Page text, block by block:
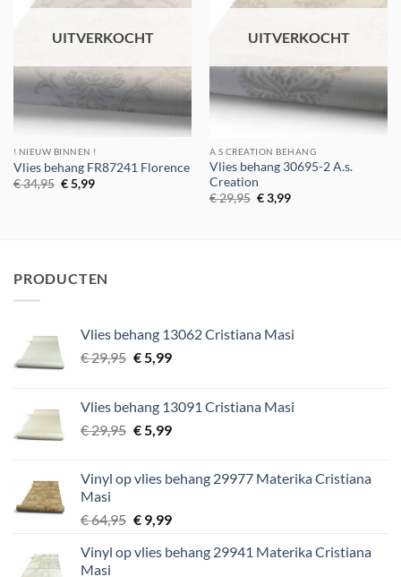
UITVERKOCHT
! NIEUW BINNEN !
Vlies behang FR87241 Florence
€34,95 Oorspronkelijke
prijs
€5,99Huidige
UITVERKOCHT
A.S CREATION BEHANG
Vlies behang 30695-2 A.s.
Creation
€29,95 Oorspronkelijke
prijs
€3,99Huidige
PRODUCTEN
Vlies behang 13062 Cristiana Masi
€29,95 Oorspronkelijke
€ 29,95.
€5,99Huidige
€ 5,99.
Vlies behang 13091 Cristiana Masi
€29,95 Oorspronkelijke
€ 29,95.
€5,99Huidige
€ 5,99.
Vinyl op vlies behang 29977 Materika Cristiana
Masi
€64,95 Oorspronkelijke
was:
€9,99Huidige
is:
Vinyl op vlies behang 29941 Materika Cristiana
Masi